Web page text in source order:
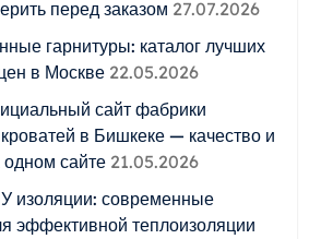
перед заказом 27.07.2026
гарнитуры: каталог лучших
в Москве 22.05.2026
сайт фабрики
в Бишкеке — качество и
сайте 21.05.2026
изоляции: современные
эффективной теплоизоляции